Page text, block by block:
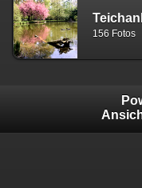
156 Fotos